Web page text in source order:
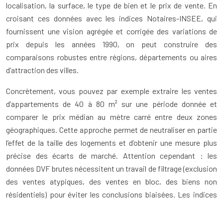
localisation, la surface, le type de bien et le prix de vente. En
croisant ces données avec les indices Notaires-INSEE, qui
fournissent une vision agrégée et corrigée des variations de
prix depuis les années 1990, on peut construire des
comparaisons robustes entre régions, départements ou aires
d’attraction des villes.
Concrètement, vous pouvez par exemple extraire les ventes
d’appartements de 40 à 80 m² sur une période donnée et
comparer le prix médian au mètre carré entre deux zones
géographiques. Cette approche permet de neutraliser en partie
l’effet de la taille des logements et d’obtenir une mesure plus
précise des écarts de marché. Attention cependant : les
données DVF brutes nécessitent un travail de filtrage (exclusion
des ventes atypiques, des ventes en bloc, des biens non
résidentiels) pour éviter les conclusions biaisées. Les indices